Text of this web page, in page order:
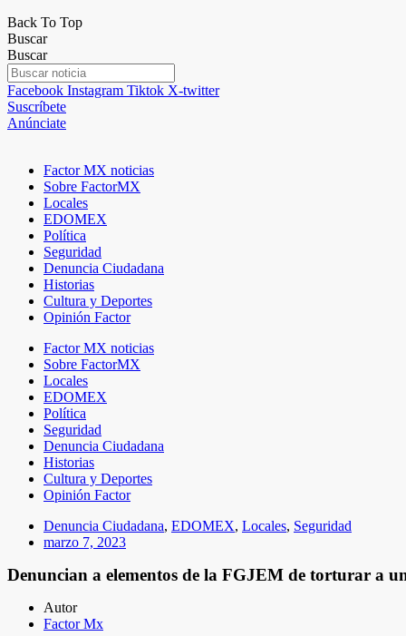
Back To Top
Buscar
Buscar
Facebook Instagram Tiktok X-twitter
Suscríbete
Anúnciate
Factor MX noticias
Sobre FactorMX
Locales
EDOMEX
Política
Seguridad
Denuncia Ciudadana
Historias
Cultura y Deportes
Opinión Factor
Factor MX noticias
Sobre FactorMX
Locales
EDOMEX
Política
Seguridad
Denuncia Ciudadana
Historias
Cultura y Deportes
Opinión Factor
Denuncia Ciudadana, EDOMEX, Locales, Seguridad
marzo 7, 2023
Denuncian a elementos de la FGJEM de torturar a
Autor
Factor Mx